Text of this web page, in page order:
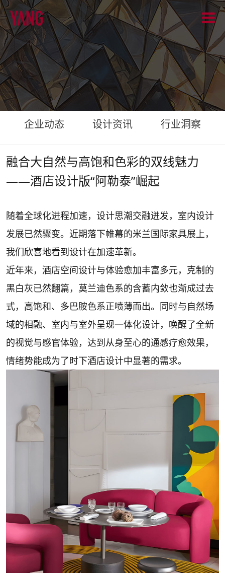
企业动态 设计资讯 行业洞察
融合大自然与高饱和色彩的双线魅力
——酒店设计版“阿勒泰”崛起
随着全球化进程加速，设计思潮交融迸发，室内设计
发展已然骤变。近期落下帷幕的米兰国际家具展上，
我们欣喜地看到设计在加速革新。
近年来，酒店空间设计与体验愈加丰富多元，克制的
黑白灰已然翻篇，莫兰迪色系的含蓄内敛也渐成过去
式，高饱和、多巴胺色系正喷薄而出。同时与自然场
域的相融、室内与室外呈现一体化设计，唤醒了全新
的视觉与感官体验，达到从身至心的通感疗愈效果，
情绪势能成为了时下酒店设计中显著的需求。